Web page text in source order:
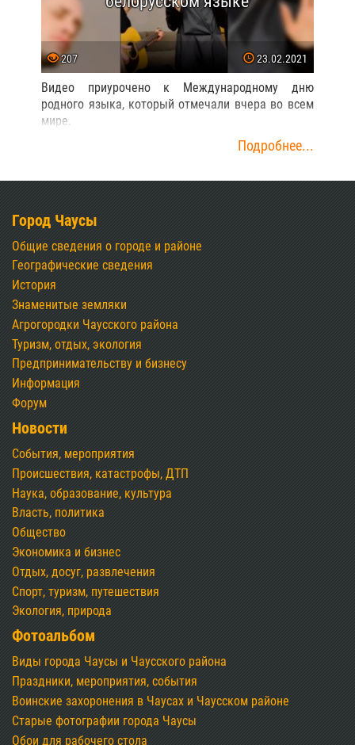
207 23.02.2021
Видео приурочено к Международному дню
родного языка, который отмечали вчера во всем
мире.
Подробнее...
Город Чаусы
Общие сведения о городе и районе
Географические сведения
История
Знаменитые земляки
Агрогородки Чаусского района
Туризм, отдых, экология
Предпринимательству и бизнесу
Информация
Форум
Новости
События, мероприятия
Происшествия, катастрофы, ДТП
Наука, образование, культура
Власть, политика
Общество
Экономика и бизнес
Отдых, досуг, развлечения
Спорт, туризм, путешествия
Экология, природа
Фотоальбом
Виды города Чаусы и Чаусского района
Праздники, мероприятия, события
Воинские захоронения в Чаусах и Чаусском районе
Старые фотографии города Чаусы
Обои для рабочего стола